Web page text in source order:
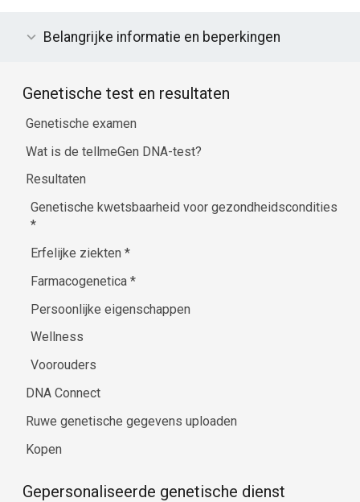
Belangrijke informatie en beperkingen
Genetische test en resultaten
Genetische examen
Wat is de tellmeGen DNA-test?
Resultaten
Genetische kwetsbaarheid voor gezondheidscondities
*
Erfelijke ziekten*
Farmacogenetica*
Persoonlijke eigenschappen
Wellness
Voorouders
DNA Connect
Ruwe genetische gegevens uploaden
Kopen
Gepersonaliseerde genetische dienst